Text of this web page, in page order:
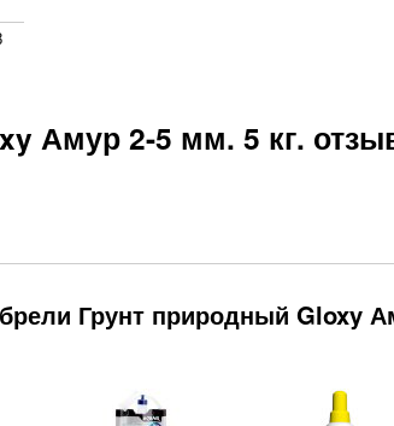
Амур 2-5 мм. 5 кг.
Грунт природный Gloxy